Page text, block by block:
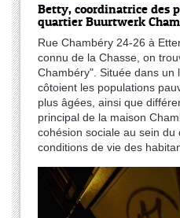
Betty, coordinatrice des
quartier Buurtwerk
Rue Chambéry 24-26 à
connu de la Chasse, on
Chambéry". Située dans un
côtoient les populations
plus âgées, ainsi que
principal de la maison
cohésion sociale au sein
conditions de vie des